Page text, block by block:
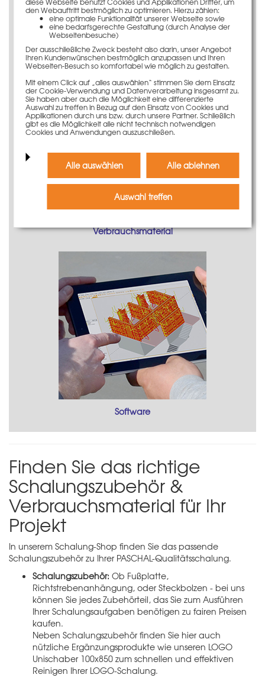
Zubehör allgemein
Verbrauchsmaterial
Software
Finden Sie das richtige
Schalungszubehör &
Verbrauchsmaterial für Ihr
Projekt
In unserem Schalung-Shop finden Sie das passende
Schalungszubehör zu Ihrer PASCHAL-Qualitätsschalung.
Schalungszubehör: Ob Fußplatte,
Richtstrebenanhängung, oder Steckbolzen - bei uns
können Sie jedes Zubehörteil, das Sie zum Ausführen
Ihrer Schalungsaufgaben benötigen zu fairen Preisen
kaufen.
Neben Schalungszubehör finden Sie hier auch
nützliche Ergänzungsprodukte wie unseren LOGO
Unischaber 100x850 zum schnellen und effektiven
Reinigen Ihrer LOGO-Schalung.
den Webauftritt bestmöglich zu optimieren. Hierzu zählen:
eine optimale Funktionalität unserer Webseite sowie
eine bedarfsgerechte Gestaltung (durch Analyse der
Webseitenbesuche)
Der ausschließliche Zweck besteht also darin, unser Angebot
Ihren Kundenwünschen bestmöglich anzupassen und Ihren
Webseiten-Besuch so komfortabel wie möglich zu gestalten.
Mit einem Click auf „alles auswählen“ stimmen Sie dem Einsatz
der Cookie-Verwendung und Datenverarbeitung insgesamt zu.
Sie haben aber auch die Möglichkeit eine differenzierte
Auswahl zu treffen in Bezug auf den Einsatz von Cookies und
Applikationen durch uns bzw. durch unsere Partner. Schließlich
gibt es die Möglichkeit alle nicht technisch notwendigen
Cookies und Anwendungen auszuschließen.
Alle auswählen Alle ablehnen
Auswahl treffen